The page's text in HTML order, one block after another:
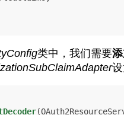
类中，我们需要